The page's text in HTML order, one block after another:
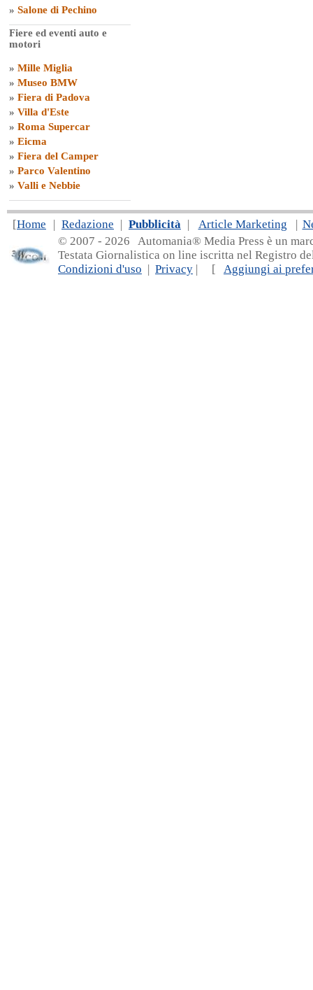
» Salone di Pechino
Fiere ed eventi auto e
motori
» Mille Miglia
» Museo BMW
» Fiera di Padova
» Villa d'Este
» Roma Supercar
» Eicma
» Fiera del Camper
» Parco Valentino
» Valli e Nebbie
[Home | Redazione | Pubblicità | Article Marketing |
© 2007 - 2026 Automania® Media Press è un
Testata Giornalistica on line iscritta nel Registro
Condizioni d'uso | Privacy | [ Aggiungi ai